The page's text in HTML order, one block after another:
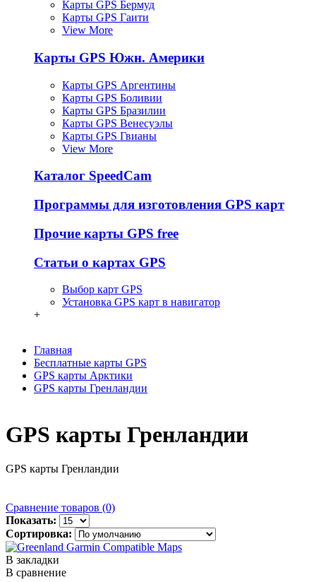
Карты GPS Бермуд
Карты GPS Гаити
View More
Карты GPS Южн. Америки
Карты GPS Аргентины
Карты GPS Боливии
Карты GPS Бразилии
Карты GPS Венесуэлы
Карты GPS Гвианы
View More
Каталог SpeedCam
Программы для изготовления GPS карт
Прочие карты GPS free
Статьи о картах GPS
Выбор карт GPS
Установка GPS карт в навигатор
+
Главная
Бесплатные карты GPS
GPS карты Арктики
GPS карты Гренландии
GPS карты Гренландии
GPS карты Гренландии
Сравнение товаров (0)
Показать:
Сортировка:
В закладки
В сравнение